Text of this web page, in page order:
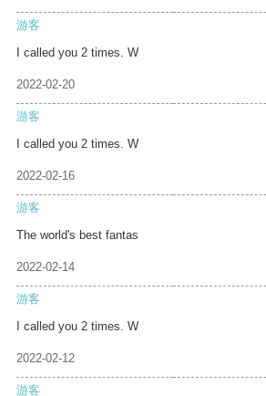
游客
I called you 2 times. W
2022-02-20
游客
I called you 2 times. W
2022-02-16
游客
The world's best fantas
2022-02-14
游客
I called you 2 times. W
2022-02-12
游客